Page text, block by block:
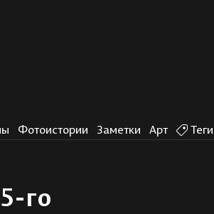
Фотоистории Заметки Арт Теги
го